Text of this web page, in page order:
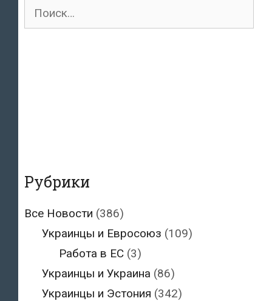
Поиск
Рубрики
Все Новости (386)
Украинцы и Евросоюз (109)
Работа в ЕС (3)
Украинцы и Украина (86)
Украинцы и Эстония (342)